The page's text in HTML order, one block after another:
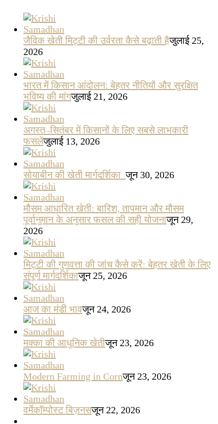
जैविक खेती मिट्टी की उर्वरता कैसे बढ़ाती हैजुलाई 25,
2026
भारत में किसान आंदोलन: बेहतर नीतियों और सुरक्षित
भविष्य की मांगजुलाई 21, 2026
अगस्त–सितंबर में किसानों के लिए सबसे लाभकारी
फसलेंजुलाई 13, 2026
सोयाबीन की खेती मार्गदर्शिकाजून 30, 2026
मौसम आधारित खेती: बारिश, तापमान और मौसम
पूर्वानुमान के अनुसार फसल की सही योजनाजून 29,
2026
मिट्टी की गुणवत्ता की जांच कैसे करें: बेहतर खेती के लिए
संपूर्ण मार्गदर्शिकाजून 25, 2026
आज का मंडी भावजून 24, 2026
मक्का की आधुनिक खेतीजून 23, 2026
Modern Farming in Cornजून 23, 2026
वर्मेकॉम्पोस्ट बिज़नसजून 22, 2026